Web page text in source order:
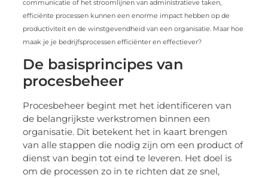
communicatie of het stroomlijnen van administratieve taken,
efficiënte processen kunnen een enorme impact hebben op de
productiviteit en de winstgevendheid van een organisatie. Maar hoe
maak je je bedrijfsprocessen efficiënter en effectiever?
De basisprincipes van
procesbeheer
Procesbeheer begint met het identificeren van
de belangrijkste werkstromen binnen een
organisatie. Dit betekent het in kaart brengen
van alle stappen die nodig zijn om een product of
dienst van begin tot eind te leveren. Het doel is
om de processen zo in te richten dat ze snel,